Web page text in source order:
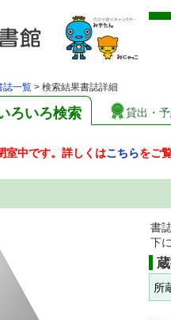
誌一覧 > 検索結果書誌詳細
ろいろ検索 貸出・
室中です。詳しくはこちらをご
書
下
所